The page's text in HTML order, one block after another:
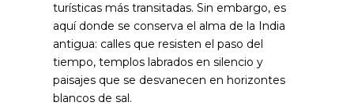
turísticas más transitadas. Sin embargo, es
aquí donde se conserva el alma de la India
antigua: calles que resisten el paso del
tiempo, templos labrados en silencio y
paisajes que se desvanecen en horizontes
blancos de sal.